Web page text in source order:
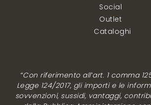
Social
Outlet
Cataloghi
“Con riferimento all’art. 1 comma
Legge 124/2017, gli importi e le
sovvenzioni, sussidi, vantaggi,